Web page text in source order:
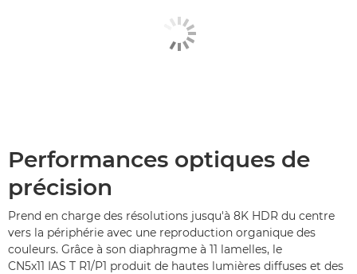
Performances optiques de
précision
Prend en charge des résolutions jusqu'à 8K HDR du centre
vers la périphérie avec une reproduction organique des
couleurs. Grâce à son diaphragme à 11 lamelles, le
CN5x11 IAS T R1/P1 produit de hautes lumières diffuses et des